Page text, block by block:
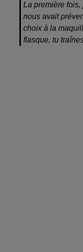
La première fois,
nous avait
choix à la
flasque, tu